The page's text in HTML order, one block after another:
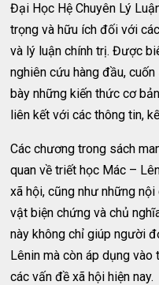
Đại Học Hệ Chuyên Lý
trọng và hữu ích đối với
và lý luận chính trị. Được
nghiên cứu hàng đầu,
bày những kiến thức cơ
liên kết với các thông tin,
Các chương trong sách
quan về triết học Mác –
xã hội, cũng như những
vật biện chứng và chủ
này không chỉ giúp người
Lênin mà còn áp dụng vào
các vấn đề xã hội hiện nay.